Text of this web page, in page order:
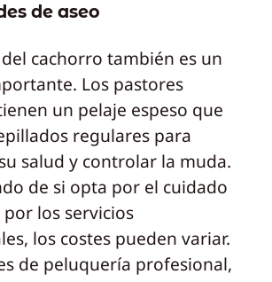
de aseo
cachorro también es un
Los pastores
un pelaje espeso que
regulares para
salud y controlar la muda.
de si opta por el cuidado
los servicios
los costes pueden variar.
de peluquería profesional,